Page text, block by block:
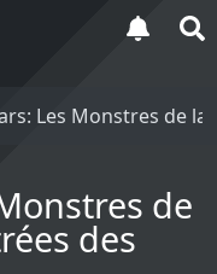
Les Monstres de la
de
des